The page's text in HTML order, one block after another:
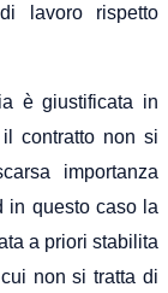
lavoro rispetto
è giustificata in
contratto non si
importanza
in questo caso la
a priori stabilita
non si tratta di